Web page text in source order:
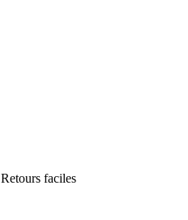
Retours faciles